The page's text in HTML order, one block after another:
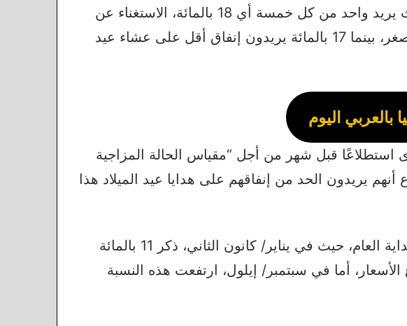
بل أن البعض أراد تقليل استخدام أضواء عيد الميلاد، حيث يريد واحد من كل خمسة أي 18 بالمائة، الاستغناء عن
شجرة عيد الميلاد هذا العام أو على الأقل شراء شجرة أصغر، بينما 17 بالمائة يريدون إنفاق أقل على عشاء عيد
بالعربي اليوم
استطلاعًا قبل شهر من أجل “مقياس الحالة المزاجية
الاستطلاع أنهم يريدون الحد من إنفاقهم على هدايا عيد الميلاد هذا
موضحًا مدى تدهور الوضع المالي للعديد من الأسر منذ بداية العام، حيث في يناير/ كانون الثاني، ذكر 11 بالمائة
أما في سبتمبر/ إيلول، ارتفعت هذه النسبة